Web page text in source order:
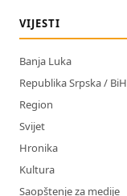
VIJESTI
Banja Luka
Republika Srpska / BiH
Region
Svijet
Hronika
Kultura
Saopštenje za medije